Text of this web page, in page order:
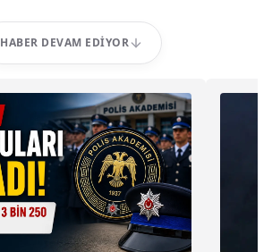
HABER DEVAM EDIYOR